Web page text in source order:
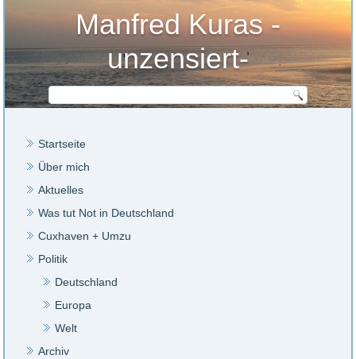
Manfred Kuras -
unzensiert-
Startseite
Über mich
Aktuelles
Was tut Not in Deutschland
Cuxhaven + Umzu
Politik
Deutschland
Europa
Welt
Archiv